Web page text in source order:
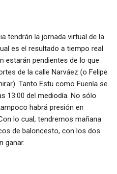
tendrán la jornada virtual de la
es el resultado a tiempo real
estarán pendientes de lo que
de la calle Narváez (o Felipe
Tanto Estu como Fuenla se
13:00 del mediodía. No sólo
habrá presión en
lo cual, tendremos mañana
de baloncesto, con los dos
ganar.